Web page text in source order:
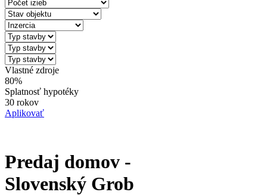
Vlastné zdroje
80%
Splatnosť hypotéky
30 rokov
Aplikovať
Predaj domov -
Slovenský Grob